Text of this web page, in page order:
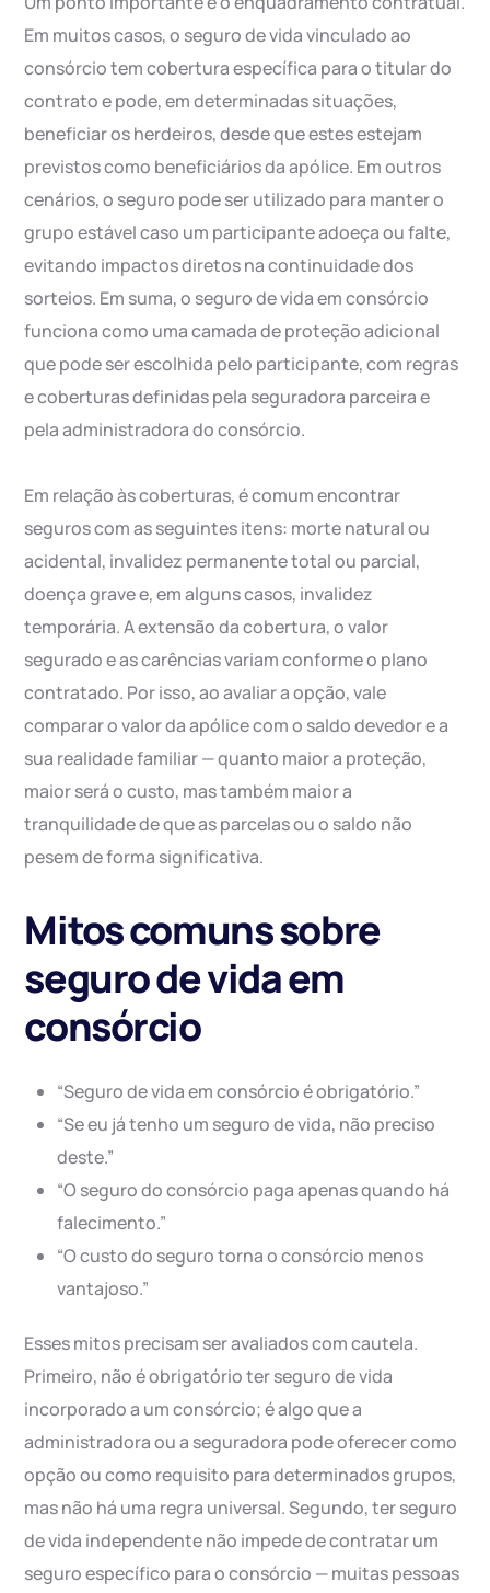
Em muitos casos, o seguro de vida vinculado ao
consórcio tem cobertura específica para o titular do
contrato e pode, em determinadas situações,
beneficiar os herdeiros, desde que estes estejam
previstos como beneficiários da apólice. Em outros
cenários, o seguro pode ser utilizado para manter o
grupo estável caso um participante adoeça ou falte,
evitando impactos diretos na continuidade dos
sorteios. Em suma, o seguro de vida em consórcio
funciona como uma camada de proteção adicional
que pode ser escolhida pelo participante, com regras
e coberturas definidas pela seguradora parceira e
pela administradora do consórcio.
Em relação às coberturas, é comum encontrar
seguros com as seguintes itens: morte natural ou
acidental, invalidez permanente total ou parcial,
doença grave e, em alguns casos, invalidez
temporária. A extensão da cobertura, o valor
segurado e as carências variam conforme o plano
contratado. Por isso, ao avaliar a opção, vale
comparar o valor da apólice com o saldo devedor e a
sua realidade familiar — quanto maior a proteção,
maior será o custo, mas também maior a
tranquilidade de que as parcelas ou o saldo não
pesem de forma significativa.
Mitos comuns sobre
seguro de vida em
consórcio
“Seguro de vida em consórcio é obrigatório.”
“Se eu já tenho um seguro de vida, não preciso
deste.”
“O seguro do consórcio paga apenas quando há
falecimento.”
“O custo do seguro torna o consórcio menos
vantajoso.”
Esses mitos precisam ser avaliados com cautela.
Primeiro, não é obrigatório ter seguro de vida
incorporado a um consórcio; é algo que a
administradora ou a seguradora pode oferecer como
opção ou como requisito para determinados grupos,
mas não há uma regra universal. Segundo, ter seguro
de vida independente não impede de contratar um
seguro específico para o consórcio — muitas pessoas